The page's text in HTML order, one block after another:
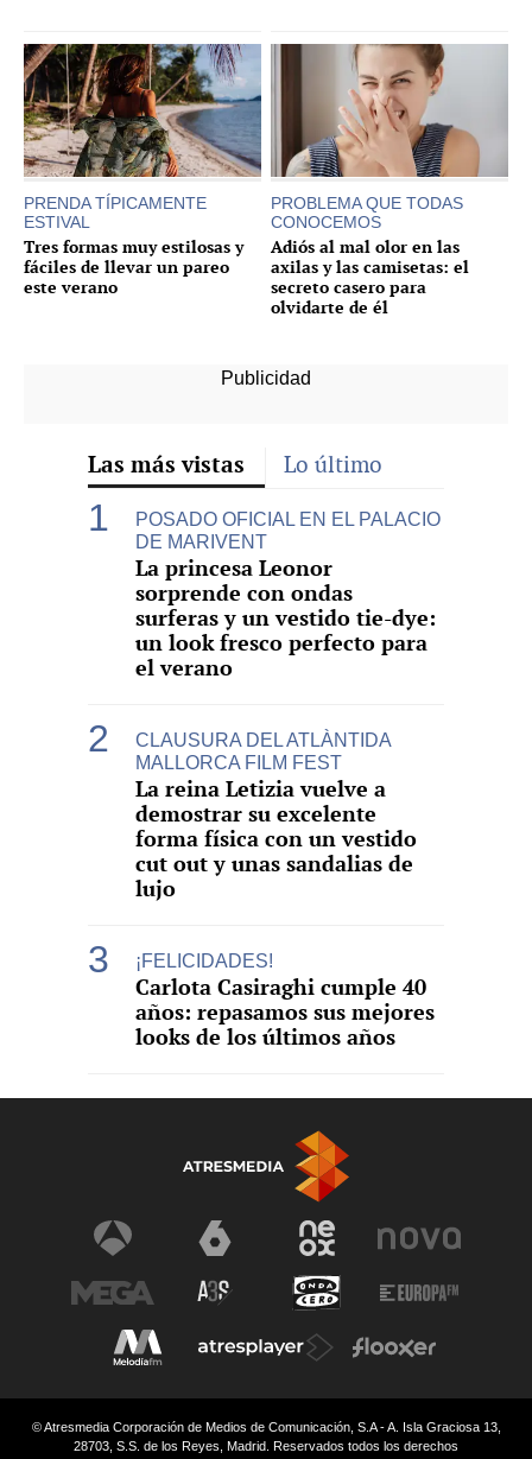
PRENDA TÍPICAMENTE
ESTIVAL
Tres formas muy estilosas y
fáciles de llevar un pareo
este verano
PROBLEMA QUE TODAS
CONOCEMOS
Adiós al mal olor en las
axilas y las camisetas: el
secreto casero para
olvidarte de él
Las más vistas Lo último
POSADO OFICIAL EN EL PALACIO
DE MARIVENT
La princesa Leonor
sorprende con ondas
surferas y un vestido tie-dye:
un look fresco perfecto para
el verano
CLAUSURA DEL ATLÀNTIDA
MALLORCA FILM FEST
La reina Letizia vuelve a
demostrar su excelente
forma física con un vestido
cut out y unas sandalias de
lujo
¡FELICIDADES!
Carlota Casiraghi cumple 40
años: repasamos sus mejores
looks de los últimos años
© Atresmedia Corporación de Medios de Comunicación, S.A - A. Isla Graciosa 13,
28703, S.S. de los Reyes, Madrid. Reservados todos los derechos